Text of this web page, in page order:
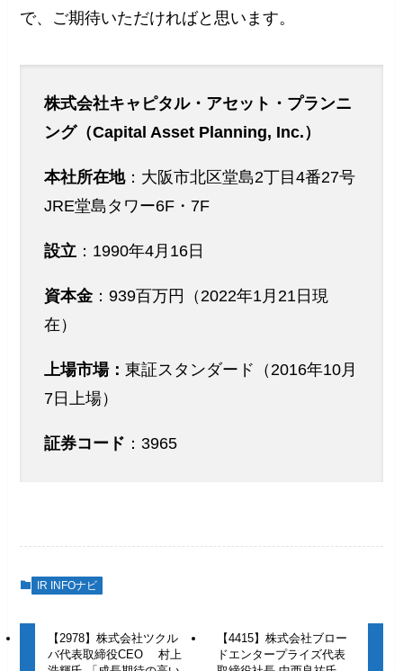
で、ご期待いただければと思います。
株式会社キャピタル・アセット・プランニ
ング（Capital Asset Planning, Inc.）
本社所在地：大阪市北区堂島2丁目4番27号
JRE堂島タワー6F・7F
設立 ：1990年4月16日
資本金 ：939百万円（2022年1月21日現
在）
上場市場：東証スタンダード（2016年10月
7日上場）
証券コード ：3965
IR INFOナビ
【2978】株式会社ツクル
バ代表取締役CEO 村上
【4415】株式会社ブロー
ドエンタープライズ代表